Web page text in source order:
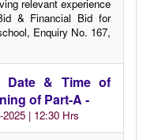
relevant experience
& Financial Bid for
Enquiry No. 167,
Date & Time of
of Part-A -
2025 | 12:30 Hrs